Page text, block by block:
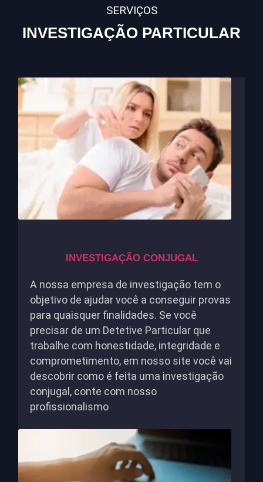
SERVIÇOS
INVESTIGAÇÃO PARTICULAR
INVESTIGAÇÃO CONJUGAL
A nossa empresa de investigação tem o
objetivo de ajudar você a conseguir provas
para quaisquer finalidades. Se você
precisar de um Detetive Particular que
trabalhe com honestidade, integridade e
comprometimento, em nosso site você vai
descobrir como é feita uma investigação
conjugal, conte com nosso
profissionalismo